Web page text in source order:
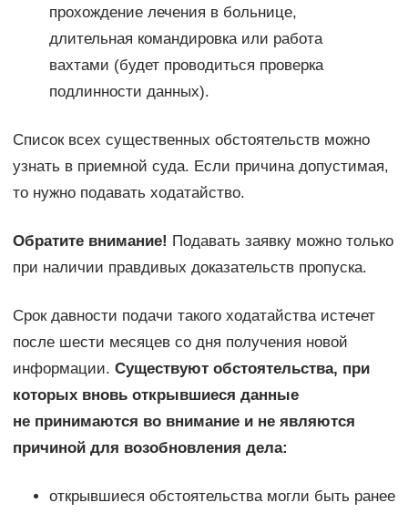
прохождение лечения в больнице,
длительная командировка или работа
вахтами (будет проводиться проверка
подлинности данных).
Список всех существенных обстоятельств можно
узнать в приемной суда. Если причина допустимая,
то нужно подавать ходатайство.
Обратите внимание! Подавать заявку можно только
при наличии правдивых доказательств пропуска.
Срок давности подачи такого ходатайства истечет
после шести месяцев со дня получения новой
информации. Существуют обстоятельства, при
которых вновь открывшиеся данные
не принимаются во внимание и не являются
причиной для возобновления дела:
открывшиеся обстоятельства могли быть ранее